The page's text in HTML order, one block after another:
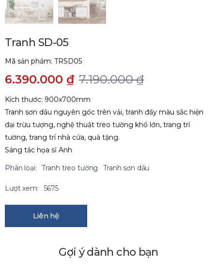
Tranh SD-05
Mã sản phẩm: TRSD05
6.390.000 ₫ 7.190.000 ₫
Kích thước: 900x700mm
Tranh sơn dầu nguyên gốc trên vải, tranh đầy màu sắc hiện
đại trừu tượng, nghệ thuật treo tường khổ lớn, trang trí
tường, trang trí nhà cửa, quà tặng.
Sáng tác họa sĩ Anh
Phân loại: Tranh treo tường Tranh sơn dầu
Lượt xem: 5675
Liên hệ
Gợi ý dành cho bạn